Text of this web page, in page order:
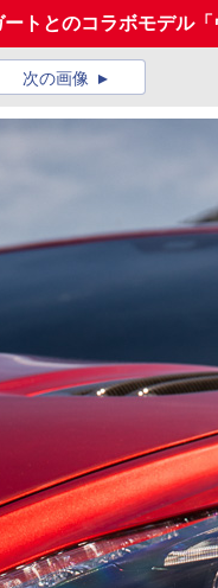
トとのコラボモデル
次の画像